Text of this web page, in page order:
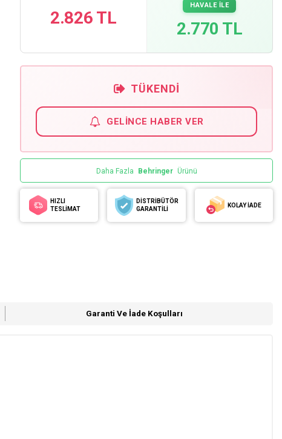
2.826 TL
HAVALE İLE
2.770 TL
TÜKENDI
GELINCE HABER VER
Daha Fazla Behringer Ürünü
HIZLI
TESLİMAT
DİSTRİBÜTÖR
GARANTİLİ
KOLAY İADE
Garanti Ve İade Koşulları